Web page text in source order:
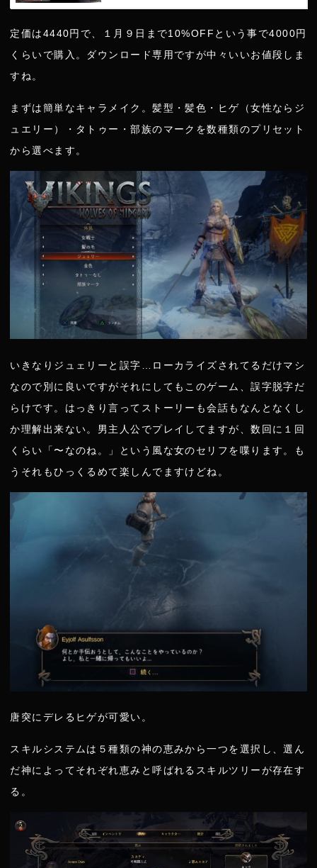
定価は4440円で、１月９日まで10%OFFという事で4000円
くらいで購入。ダウンロード専用ですが中々いいお値段しま
すね。
まずは簡単なキャラメイク。髪型・髪色・ヒゲ（女性ならジ
ュエリー）・タトゥー・部族のマークを数種類のプリセット
から選べます。
いきなりジュェリーと誤字…ローカライズされてるだけマシ
なので別に良いですがそれにしてもこのゲーム、誤字脱字だ
らけです。はっきり言ってストーリーも会話もなんとなくし
か理解出来ない。男主人公でプレイしてますが、数回に１回
くらい「〜なのね。」という風な女のセリフを喋ります。も
うそれもひっくるめて楽しんでますけどね。
唐突にデレるヒゲが可愛い。
スキルシステムは５種類の神の恵みから一つを選択し、選ん
だ神によってそれぞれ恵みと呼ばれるスキルツリーが存在す
る。